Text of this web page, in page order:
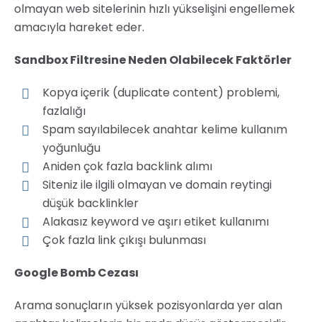
olmayan web sitelerinin hızlı yükselişini engellemek
amacıyla hareket eder.
Sandbox Filtresine Neden Olabilecek Faktörler
Kopya içerik (duplicate content) problemi,
fazlalığı
Spam sayılabilecek anahtar kelime kullanım
yoğunluğu
Aniden çok fazla backlink alımı
Siteniz ile ilgili olmayan ve domain reytingi
düşük backlinkler
Alakasız keyword ve aşırı etiket kullanımı
Çok fazla link çıkışı bulunması
Google Bomb Cezası
Arama sonuçların yüksek pozisyonlarda yer alan